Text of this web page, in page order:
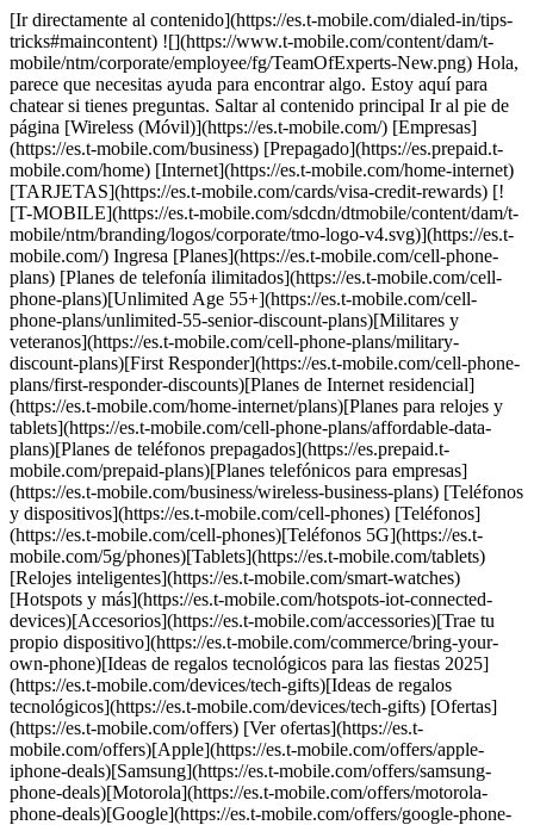
[Ir directamente al contenido](https://es.t-mobile.com/dialed-in/tips-
tricks#maincontent) ![](https://www.t-mobile.com/content/dam/t-
mobile/ntm/corporate/employee/fg/TeamOfExperts-New.png) Hola,
parece que necesitas ayuda para encontrar algo. Estoy aquí para
chatear si tienes preguntas. Saltar al contenido principal Ir al pie de
página [Wireless (Móvil)](https://es.t-mobile.com/) [Empresas]
(https://es.t-mobile.com/business) [Prepagado](https://es.prepaid.t-
mobile.com/home) [Internet](https://es.t-mobile.com/home-internet)
[TARJETAS](https://es.t-mobile.com/cards/visa-credit-rewards) [!
[T-MOBILE](https://es.t-mobile.com/sdcdn/dtmobile/content/dam/t-
mobile/ntm/branding/logos/corporate/tmo-logo-v4.svg)](https://es.t-
mobile.com/) Ingresa [Planes](https://es.t-mobile.com/cell-phone-
plans) [Planes de telefonía ilimitados](https://es.t-mobile.com/cell-
phone-plans)[Unlimited Age 55+](https://es.t-mobile.com/cell-
phone-plans/unlimited-55-senior-discount-plans)[Militares y
veteranos](https://es.t-mobile.com/cell-phone-plans/military-
discount-plans)[First Responder](https://es.t-mobile.com/cell-phone-
plans/first-responder-discounts)[Planes de Internet residencial]
(https://es.t-mobile.com/home-internet/plans)[Planes para relojes y
tablets](https://es.t-mobile.com/cell-phone-plans/affordable-data-
plans)[Planes de teléfonos prepagados](https://es.prepaid.t-
mobile.com/prepaid-plans)[Planes telefónicos para empresas]
(https://es.t-mobile.com/business/wireless-business-plans) [Teléfonos
y dispositivos](https://es.t-mobile.com/cell-phones) [Teléfonos]
(https://es.t-mobile.com/cell-phones)[Teléfonos 5G](https://es.t-
mobile.com/5g/phones)[Tablets](https://es.t-mobile.com/tablets)
[Relojes inteligentes](https://es.t-mobile.com/smart-watches)
[Hotspots y más](https://es.t-mobile.com/hotspots-iot-connected-
devices)[Accesorios](https://es.t-mobile.com/accessories)[Trae tu
propio dispositivo](https://es.t-mobile.com/commerce/bring-your-
own-phone)[Ideas de regalos tecnológicos para las fiestas 2025]
(https://es.t-mobile.com/devices/tech-gifts)[Ideas de regalos
tecnológicos](https://es.t-mobile.com/devices/tech-gifts) [Ofertas]
(https://es.t-mobile.com/offers) [Ver ofertas](https://es.t-
mobile.com/offers)[Apple](https://es.t-mobile.com/offers/apple-
iphone-deals)[Samsung](https://es.t-mobile.com/offers/samsung-
phone-deals)[Motorola](https://es.t-mobile.com/offers/motorola-
phone-deals)[Google](https://es.t-mobile.com/offers/google-phone-